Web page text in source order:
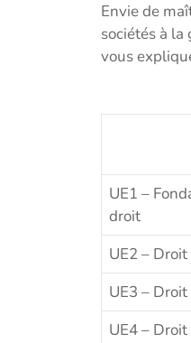
Envie de
sociétés à
vous
UE1 –
droit
UE2 –
UE3 –
UE4 –